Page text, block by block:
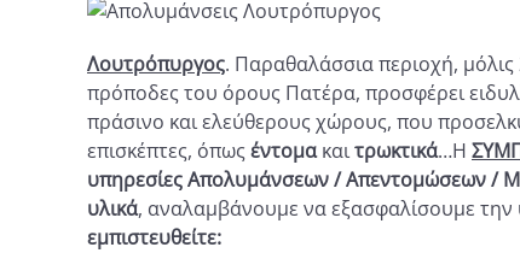
Λουτρόπυργος. Παραθαλάσσια περιοχή,
πρόποδες του όρους Πατέρα, προσφέρει
πράσινο και ελεύθερους χώρους, που
επισκέπτες, όπως έντομακαιτρωκτικά…Η
υπηρεσίες Απολυμάνσεων / Απεντομώσεων /
υλικά, αναλαμβάνουμε να εξασφαλίσουμε την
εμπιστευθείτε: